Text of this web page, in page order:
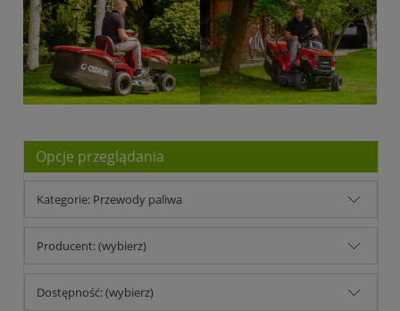
Opcje przeglądania
Kategorie: Przewody paliwa
Producent: (wybierz)
Dostępność: (wybierz)